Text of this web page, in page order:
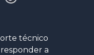
técnico
a